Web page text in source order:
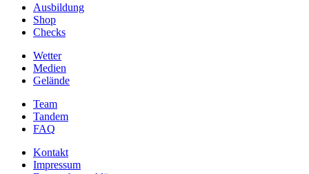
Ausbildung
Shop
Checks
Wetter
Medien
Gelände
Team
Tandem
FAQ
Kontakt
Impressum